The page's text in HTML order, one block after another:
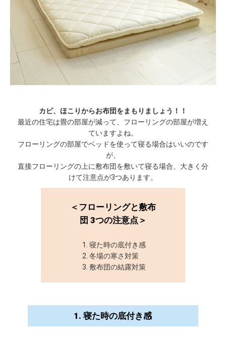
カビ、ほこりからお布団をまもりましょう！！
最近の住宅は畳の部屋が減って、フローリングの部屋が増え
ていますよね。
フローリングの部屋でベッドを使って寝る場合はいいのです
が、
直接フローリングの上に敷布団を敷いて寝る場合、大きく分
けて注意点が3つあります。
＜フローリングと敷布
団 3つの注意点＞
1. 寝た時の底付き感
2. 冬場の寒さ対策
3. 敷布団の結露対策
1. 寝た時の底付き感